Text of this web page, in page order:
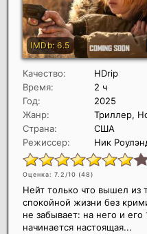
Качество:
HDrip
Время:
2 ч
Год:
2025
Жанр:
Триллер,
Страна:
США
Режиссер:
Ник
Оценка: 7.2/10 (48)
Нейт только что вышел из
спокойной жизни без
не забывает: на него и
начинается настоящая...